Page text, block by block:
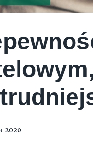
2020